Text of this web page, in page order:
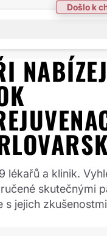
Došlo k
lékařů a klinik.
skutečnými
s jejich